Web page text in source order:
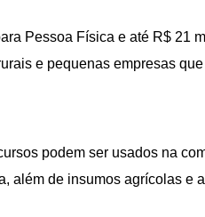
Pessoa Física e até R$ 21
e pequenas empresas
podem ser usados na
além de insumos agrícolas e